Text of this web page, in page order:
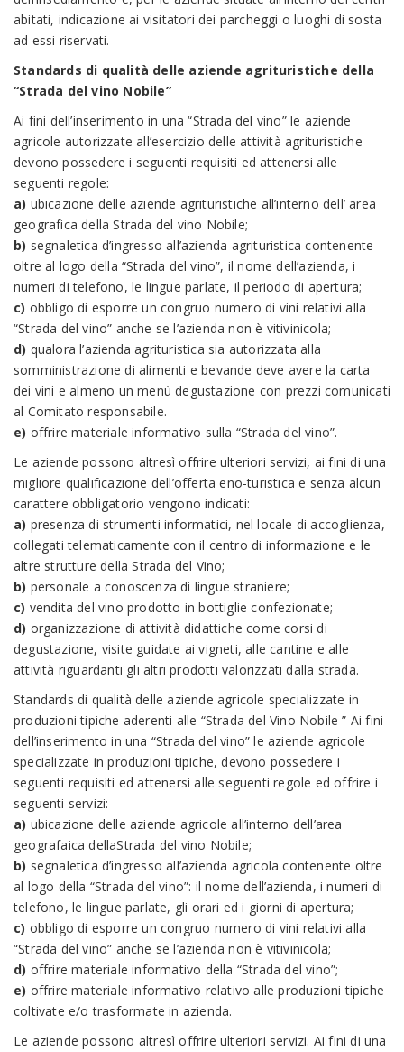
abitati, indicazione ai visitatori dei parcheggi o luoghi di sosta
ad essi riservati.
Standards di qualità delle aziende agrituristiche della
“Strada del vino Nobile”
Ai fini dell’inserimento in una “Strada del vino” le aziende
agricole autorizzate all’esercizio delle attività agrituristiche
devono possedere i seguenti requisiti ed attenersi alle
seguenti regole:
a) ubicazione delle aziende agrituristiche all’interno dell’ area
geografica della Strada del vino Nobile;
b) segnaletica d’ingresso all’azienda agrituristica contenente
oltre al logo della “Strada del vino”, il nome dell’azienda, i
numeri di telefono, le lingue parlate, il periodo di apertura;
c) obbligo di esporre un congruo numero di vini relativi alla
“Strada del vino” anche se l’azienda non è vitivinicola;
d) qualora l’azienda agrituristica sia autorizzata alla
somministrazione di alimenti e bevande deve avere la carta
dei vini e almeno un menù degustazione con prezzi comunicati
al Comitato responsabile.
e) offrire materiale informativo sulla “Strada del vino”.
Le aziende possono altresì offrire ulteriori servizi, ai fini di una
migliore qualificazione dell’offerta eno-turistica e senza alcun
carattere obbligatorio vengono indicati:
a) presenza di strumenti informatici, nel locale di accoglienza,
collegati telematicamente con il centro di informazione e le
altre strutture della Strada del Vino;
b) personale a conoscenza di lingue straniere;
c) vendita del vino prodotto in bottiglie confezionate;
d) organizzazione di attività didattiche come corsi di
degustazione, visite guidate ai vigneti, alle cantine e alle
attività riguardanti gli altri prodotti valorizzati dalla strada.
Standards di qualità delle aziende agricole specializzate in
produzioni tipiche aderenti alle “Strada del Vino Nobile ” Ai fini
dell’inserimento in una “Strada del vino” le aziende agricole
specializzate in produzioni tipiche, devono possedere i
seguenti requisiti ed attenersi alle seguenti regole ed offrire i
seguenti servizi:
a) ubicazione delle aziende agricole all’interno dell’area
geografaica dellaStrada del vino Nobile;
b) segnaletica d’ingresso all’azienda agricola contenente oltre
al logo della “Strada del vino”: il nome dell’azienda, i numeri di
telefono, le lingue parlate, gli orari ed i giorni di apertura;
c) obbligo di esporre un congruo numero di vini relativi alla
“Strada del vino” anche se l’azienda non è vitivinicola;
d) offrire materiale informativo della “Strada del vino”;
e) offrire materiale informativo relativo alle produzioni tipiche
coltivate e/o trasformate in azienda.
Le aziende possono altresì offrire ulteriori servizi. Ai fini di una